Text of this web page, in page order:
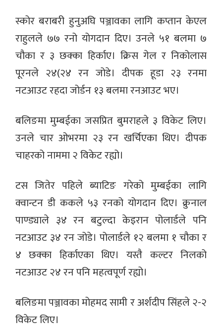
स्कोर बराबरी हुनुअघि पञ्जावका लागि कप्तान केएल
राहुलले ७७ रनो योगदान दिए। उनले ५१ बलमा ७
चौका र ३ छक्का हिर्काए। क्रिस गेल र निकोलास
पूरनले २४(२४ रन जोडे। दीपक हूडा २३ रनमा
नटआउट रहदा जोर्डन १३ बलमा रनआउट भए।
बलिङमा मुम्बईका जसप्रित बुमराहले ३ विकेट लिए।
उनले चार ओभरमा २३ रन खर्चिएका थिए। दीपक
चाहरको नाममा २ विकेट रह्यो।
टस जितेर पहिले ब्याटिङ गरेको मुम्बईका लागि
क्वान्टन डी ककले ५३ रनको योगदान दिए। क्रुनाल
पाण्ड्याले ३४ रन बटुल्दा केइरान पोलार्डले पनि
नटआउट ३४ रन जोडे। पोलार्डले १२ बलमा १ चौका र
४ छक्का हिर्काएका थिए। यस्तै कल्टर निलको
नटआउट २४ रन पनि महत्वपूर्ण रह्यो।
बलिङमा पञ्जावका मोहमद सामी र अर्शदीप सिंहले २-२
विकेट लिए।